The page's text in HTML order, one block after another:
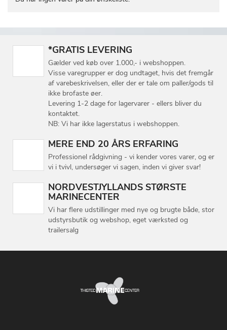
*GRATIS LEVERING
Gælder ved køb over 1.000,- i webshoppen.
Visse varegrupper er dog undtaget, hvis det fremgår
af varebeskrivelsen, eller der er tale om paller/gods til
ikke brofaste øer.
Levering 1-2 dage for lagervarer - ellers bliver du
kontaktet.
NB: Vi har ikke lagerstatus i webshoppen.
MERE END 20 ÅRS ERFARING
Professionel rådgivning - vi kender vores varer, og er
vi i tvivl, undersøger vi sagen, inden vi giver svar!
NORDVESTJYLLANDS STØRSTE
MARINECENTER
Vi har flere udstillinger med nye og brugte både, stor
udstyrsbutik og webshop, eget værksted og
trailersalg